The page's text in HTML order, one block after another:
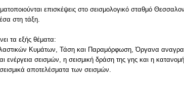
επισκέψεις στο σεισμολογικό σταθμό
στη τάξη.
τα εξής θέματα:
Κυμάτων, Τάση και Παραμόρφωση, Όργανα
σεισμών, η σεισμική δράση της γης και η κατανομή
αποτελέσματα των σεισμών.